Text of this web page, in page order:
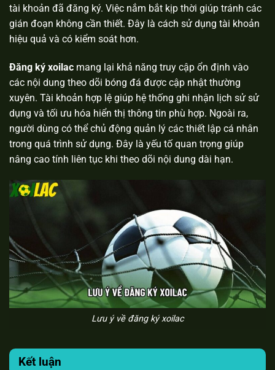
tài khoản đã đăng ký. Việc nắm bắt kịp thời giúp tránh các
gián đoạn không cần thiết. Đây là cách sử dụng tài khoản
hiệu quả và có kiểm soát hơn.
Đăng ký xoilac mang lại khả năng truy cập ổn định vào
các nội dung theo dõi bóng đá được cập nhật thường
xuyên. Tài khoản hợp lệ giúp hệ thống ghi nhận lịch sử sử
dụng và tối ưu hóa hiển thị thông tin phù hợp. Ngoài ra,
người dùng có thể chủ động quản lý các thiết lập cá nhân
trong quá trình sử dụng. Đây là yếu tố quan trọng giúp
nâng cao tính liên tục khi theo dõi nội dung dài hạn.
Lưu ý về đăng ký xoilac
Kết luận